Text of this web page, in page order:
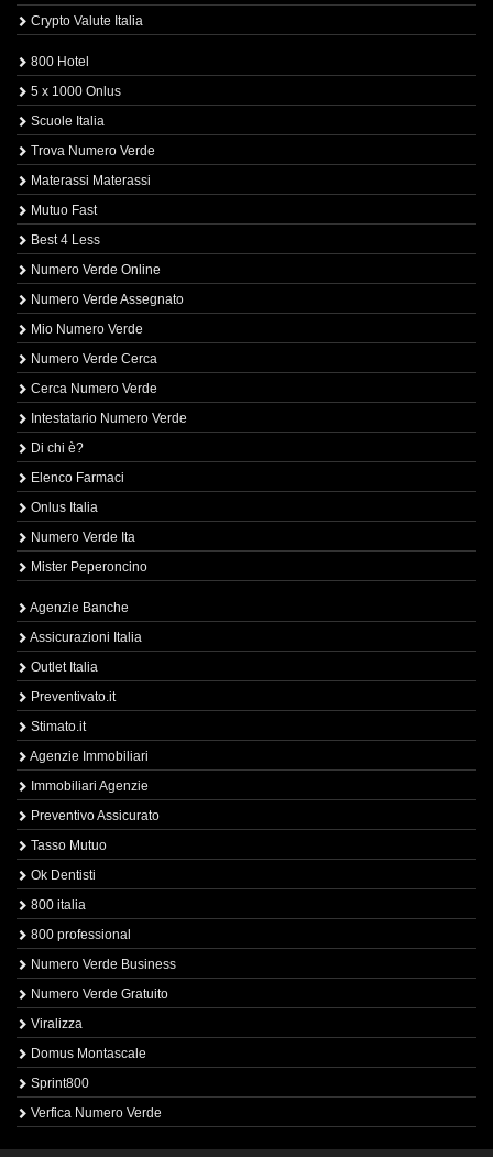
Crypto Valute Italia
800 Hotel
5 x 1000 Onlus
Scuole Italia
Trova Numero Verde
Materassi Materassi
Mutuo Fast
Best 4 Less
Numero Verde Online
Numero Verde Assegnato
Mio Numero Verde
Numero Verde Cerca
Cerca Numero Verde
Intestatario Numero Verde
Di chi è?
Elenco Farmaci
Onlus Italia
Numero Verde Ita
Mister Peperoncino
Agenzie Banche
Assicurazioni Italia
Outlet Italia
Preventivato.it
Stimato.it
Agenzie Immobiliari
Immobiliari Agenzie
Preventivo Assicurato
Tasso Mutuo
Ok Dentisti
800 italia
800 professional
Numero Verde Business
Numero Verde Gratuito
Viralizza
Domus Montascale
Sprint800
Verfica Numero Verde